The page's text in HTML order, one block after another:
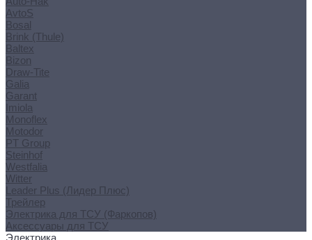
AvtoS
Bosal
Brink (Thule)
Baltex
Bizon
Draw-Tite
Galia
Garant
Imiola
Monoflex
Motodor
PT Group
Steinhof
Westfalia
Witter
Leader Plus (Лидер Плюс)
Трейлер
Электрика для ТСУ (Фаркопов)
Аксессуары для ТСУ
Электрика